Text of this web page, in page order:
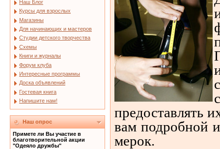
Наш Блог
Курсы для взрослых
Магазины
Для начинающих и мастеров
Студии детского творчества
Схемы
Книги и журналы
Форум клуба
Интересные программы
Доска объявлений
Гостевая книга
Напишите нам!
Наш опрос
Примете ли Вы участие в
благотворительной акции
"Одеяло дружбы"
предоставлять
вам подробной
мерок.